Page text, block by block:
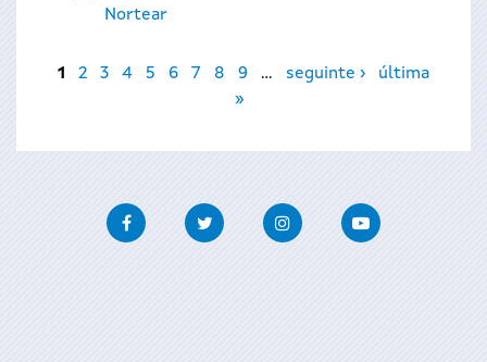
Nortear
Páxinas
1 2 3 4 5 6 7 8 9 … seguinte ›
última
»
FacebookTwitter InstagramYoutube